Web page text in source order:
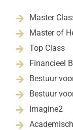
 Master
 Master of
 Top Class
 Financieel
 Bestuur
 Bestuur
 Imagine2
